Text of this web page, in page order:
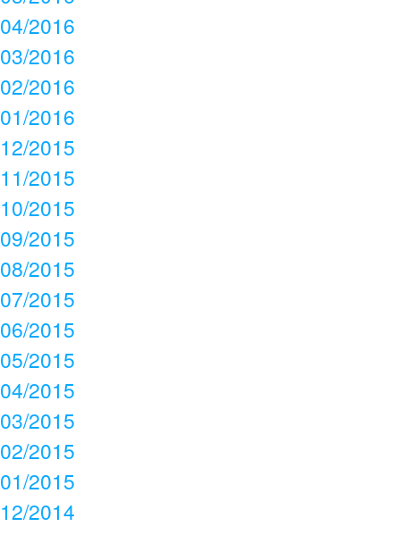
04/2016
03/2016
02/2016
01/2016
12/2015
11/2015
10/2015
09/2015
08/2015
07/2015
06/2015
05/2015
04/2015
03/2015
02/2015
01/2015
12/2014